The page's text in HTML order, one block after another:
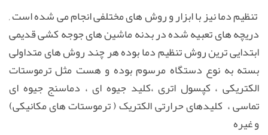
تنظیم دما نیز با ابزار و روش های مختلفی انجام می شده است ,
دریچه های تعبیه شده در بدنه ماشین های جوجه کشی قدیمی
ابتدایی ترین روش تنظیم دما بوده هر چند روش های متداولی
بسته به نوع دستگاه مرسوم بوده و هست مثل ترموستات
الکتریکی ، کپسول اتری ،کلید جیوه ای ، دماسنج جیوه ای
تماسی ، کلیدهای حرارتی الکتریک ( ترموستات های مکانیکی)
و غیره